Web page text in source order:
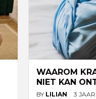
WAAROM
NIET KAN
BY LILIAN 3